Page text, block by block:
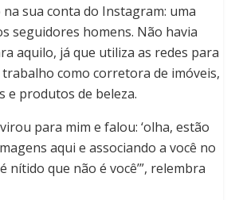
sua conta do Instagram: uma
seguidores homens. Não havia
aquilo, já que utiliza as redes para
como corretora de imóveis,
e produtos de beleza.
para mim e falou: ‘olha, estão
aqui e associando a você no
nítido que não é você’”, relembra